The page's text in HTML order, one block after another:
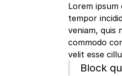
Lorem
tempor
veniam, quis
commodo
velit esse
Block